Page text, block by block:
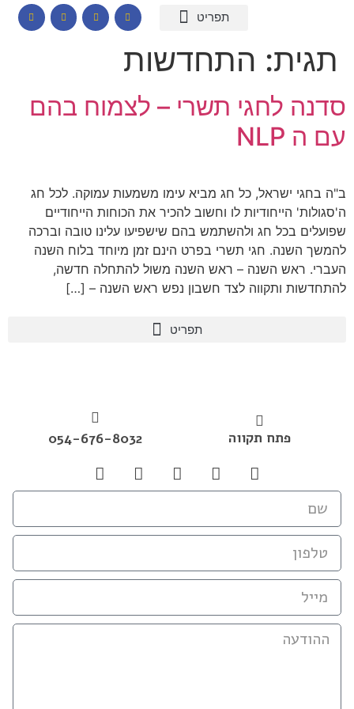
תגית: התחדשות
סדנה לחגי תשרי – לצמוח בהם
עם ה NLP
ב"ה בחגי ישראל, כל חג מביא עימו משמעות עמוקה. לכל חג
ה'סגולות' הייחודיות לו וחשוב להכיר את הכוחות הייחודיים
שפועלים בכל חג ולהשתמש בהם שישפיעו עלינו טובה וברכה
להמשך השנה. חגי תשרי בפרט הינם זמן מיוחד בלוח השנה
העברי. ראש השנה – ראש השנה משול להתחלה חדשה,
להתחדשות ותקווה לצד חשבון נפש ראש השנה – […]
פתח תקווה 054-676-8032